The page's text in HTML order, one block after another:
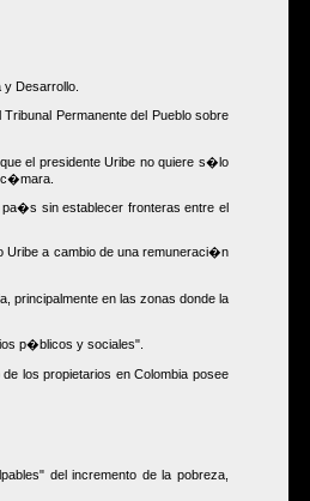
Desarrollo.
Permanente del Pueblo sobre
el presidente Uribe no quiere s�lo
sin establecer fronteras entre el
Uribe a cambio de una remuneraci�n
principalmente en las zonas donde la
p�blicos y sociales".
los propietarios en Colombia posee
del incremento de la pobreza,